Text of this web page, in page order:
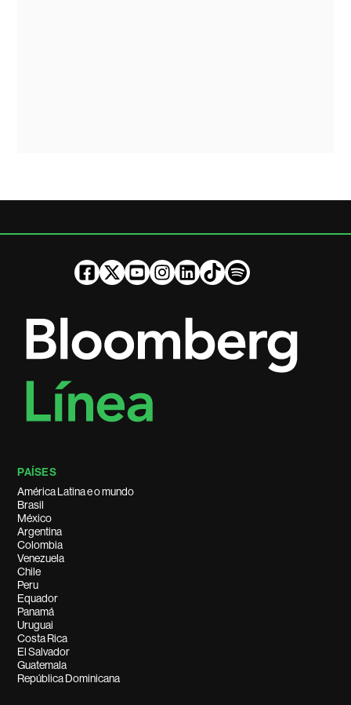
PAÍSES
América Latina e o mundo
Brasil
México
Argentina
Colombia
Venezuela
Chile
Peru
Equador
Panamá
Uruguai
Costa Rica
El Salvador
Guatemala
República Dominicana